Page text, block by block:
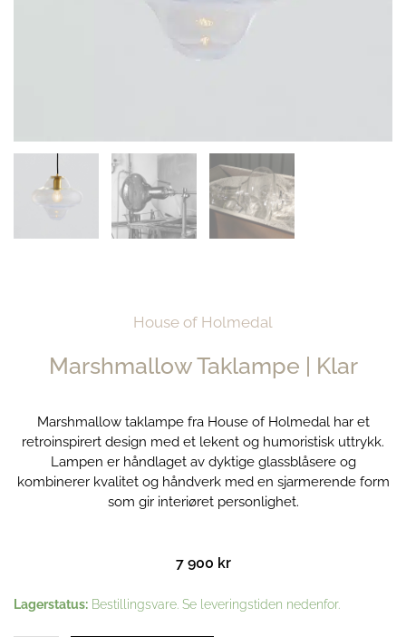
House of Holmedal
Marshmallow Taklampe | Klar
Marshmallow taklampe fra House of Holmedal har et
retroinspirert design med et lekent og humoristisk uttrykk.
Lampen er håndlaget av dyktige glassblåsere og
kombinerer kvalitet og håndverk med en sjarmerende form
som gir interiøret personlighet.
7 900 kr
Lagerstatus: Bestillingsvare. Se leveringstiden nedenfor.
Marshmallow